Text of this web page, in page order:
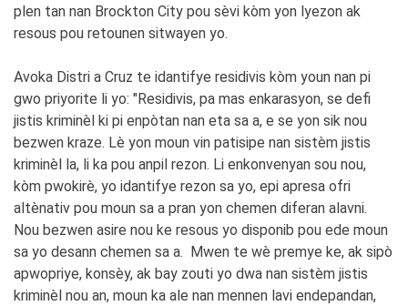
plen tan nan Brockton City pou sèvi kòm yon lyezon ak
resous pou retounen sitwayen yo.
Avoka Distri a Cruz te idantifye residivis kòm youn nan pi
gwo priyorite li yo: "Residivis, pa mas enkarasyon, se defi
jistis kriminèl ki pi enpòtan nan eta sa a, e se yon sik nou
bezwen kraze. Lè yon moun vin patisipe nan sistèm jistis
kriminèl la, li ka pou anpil rezon. Li enkonvenyan sou nou,
kòm pwokirè, yo idantifye rezon sa yo, epi apresa ofri
altènativ pou moun sa a pran yon chemen diferan alavni.
Nou bezwen asire nou ke resous yo disponib pou ede moun
sa yo desann chemen sa a. Mwen te wè premye ke, ak sipò
apwopriye, konsèy, ak bay zouti yo dwa nan sistèm jistis
kriminèl nou an, moun ka ale nan mennen lavi endepandan,